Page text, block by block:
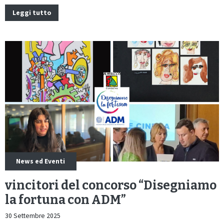
Leggi tutto
News ed Eventi
vincitori del concorso “Disegniamo
la fortuna con ADM”
30 Settembre 2025